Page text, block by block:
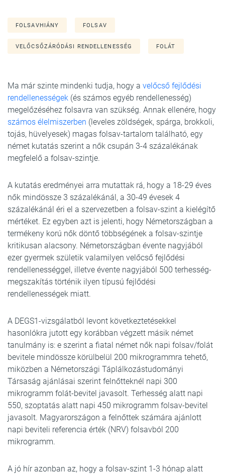
FOLSAVHIÁNY FOLSAV
VELŐCSŐZÁRÓDÁSI RENDELLENESSÉG FOLÁT
Ma már szinte mindenki tudja, hogy a velőcső fejlődési
rendellenességek (és számos egyéb rendellenesség)
megelőzéséhez folsavra van szükség. Annak ellenére, hogy
számos élelmiszerben (leveles zöldségek, spárga, brokkoli,
tojás, hüvelyesek) magas folsav-tartalom található, egy
német kutatás szerint a nők csupán 3-4 százalékának
megfelelő a folsav-szintje.
A kutatás eredményei arra mutattak rá, hogy a 18-29 éves
nők mindössze 3 százalékánál, a 30-49 évesek 4
százalékánál éri el a szervezetben a folsav-szint a kielégítő
mértéket. Ez egyben azt is jelenti, hogy Németországban a
termékeny korú nők döntő többségének a folsav-szintje
kritikusan alacsony. Németországban évente nagyjából
ezer gyermek születik valamilyen velőcső fejlődési
rendellenességgel, illetve évente nagyjából 500 terhesség-
megszakítás történik ilyen típusú fejlődési
rendellenességek miatt.
A DEGS1-vizsgálatból levont következtetésekkel
hasonlókra jutott egy korábban végzett másik német
tanulmány is: e szerint a fiatal német nők napi folsav/folát
bevitele mindössze körülbelül 200 mikrogrammra tehető,
miközben a Németországi Táplálkozástudományi
Társaság ajánlásai szerint felnőtteknél napi 300
mikrogramm folát-bevitel javasolt. Terhesség alatt napi
550, szoptatás alatt napi 450 mikrogramm folsav-bevitel
javasolt. Magyarországon a felnőttek számára ajánlott
napi beviteli referencia érték (NRV) folsavból 200
mikrogramm.
A jó hír azonban az, hogy a folsav-szint 1-3 hónap alatt